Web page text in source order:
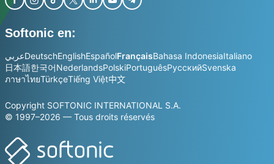
Softonic en:
عربيDeutschEnglishEspañolFrançaisBahasa IndonesiaItaliano
日本語한국어NederlandsPolskiPortuguêsРусскийSvenska
ภาษาไทยTürkçeTiếng Việt中文
Copyright SOFTONIC INTERNATIONAL S.A.
© 1997–2026 — Tous droits réservés